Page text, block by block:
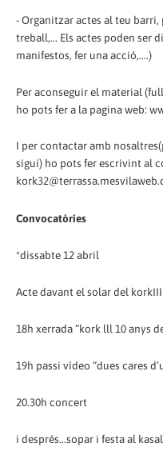
- Organitzar actes al teu
treball,... Els actes poden ser
manifestos, fer una acció,....)
Per aconseguir el material
ho pots fer a la pagina web:
I per contactar amb
sigui) ho pots fer escrivint al
Convocatòries
*dissabte 12 abril
Acte davant el solar del korkIII
18h xerrada “kork lll 10 anys
19h passi vídeo “dues cares
20.30h concert
i després...sopar i festa al